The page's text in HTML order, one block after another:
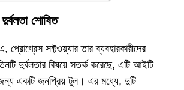
শোষিত
সফ্টওয়্যার তার ব্যবহারকারীদের
দুর্বলতার বিষয়ে সতর্ক করেছে, এটি আইটি
জন্য একটি জনপ্রিয় টুল। এর মধ্যে, দুটি